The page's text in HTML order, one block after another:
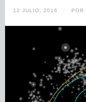
12 JULIO, 2016 / POR